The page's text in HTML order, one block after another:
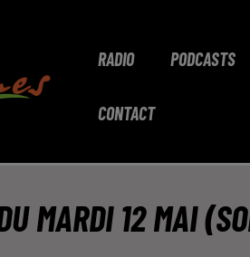
RADIO PODCASTS
CONTACT
MARDI 12 MAI